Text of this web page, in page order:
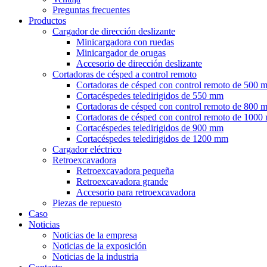
Preguntas frecuentes
Productos
Cargador de dirección deslizante
Minicargadora con ruedas
Minicargador de orugas
Accesorio de dirección deslizante
Cortadoras de césped a control remoto
Cortadoras de césped con control remoto de 500
Cortacéspedes teledirigidos de 550 mm
Cortadoras de césped con control remoto de 800
Cortadoras de césped con control remoto de 1000
Cortacéspedes teledirigidos de 900 mm
Cortacéspedes teledirigidos de 1200 mm
Cargador eléctrico
Retroexcavadora
Retroexcavadora pequeña
Retroexcavadora grande
Accesorio para retroexcavadora
Piezas de repuesto
Caso
Noticias
Noticias de la empresa
Noticias de la exposición
Noticias de la industria